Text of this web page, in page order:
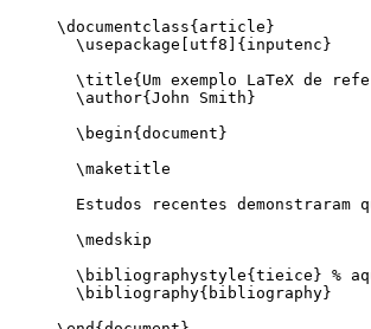
\documentclass{ article }
\usepackage
utf8 ]{ inputenc }
\title{Um exemplo LaTeX de
\author{John Smith}
\begin{ document }
\maketitle
Estudos recentes demonstraram
\medskip
\bibliographystyle{tieice} %
\bibliography{bibliography}